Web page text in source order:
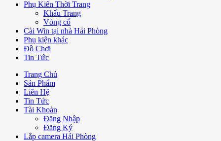
Phụ Kiên Thời Trang
Khẩu Trang
Vòng cổ
Cài Win tại nhà Hải Phòng
Phụ kiện khác
Đồ Chơi
Tin Tức
Trang Chủ
Sản Phẩm
Liên Hệ
Tin Tức
Tài Khoản
Đăng Nhập
Đăng Ký
Lắp camera Hải Phòng